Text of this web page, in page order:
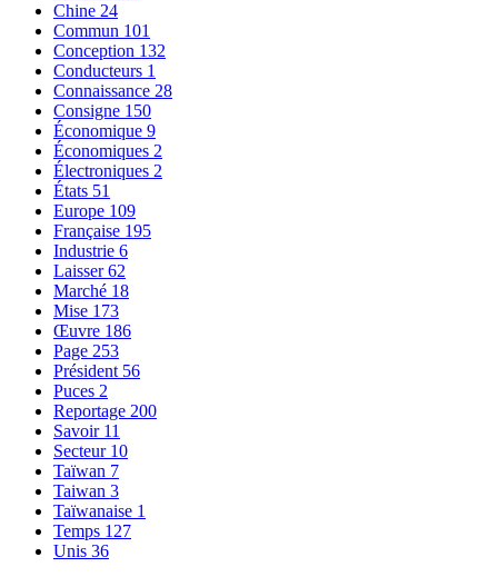
Chine 24
Commun 101
Conception 132
Conducteurs 1
Connaissance 28
Consigne 150
Économique 9
Économiques 2
Électroniques 2
États 51
Europe 109
Française 195
Industrie 6
Laisser62
Marché 18
Mise 173
Œuvre 186
Page 253
Président 56
Puces 2
Reportage 200
Savoir 11
Secteur 10
Taïwan 7
Taiwan 3
Taïwanaise 1
Temps 127
Unis 36